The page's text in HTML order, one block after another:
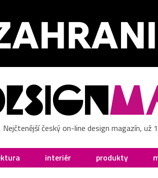
Nejčtenější český on-line design magazín, už
interiér produkty